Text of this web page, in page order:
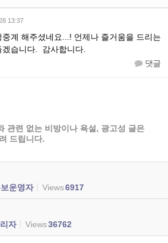
13:37
계 해주셨네요...! 언제나 즐거움을 드리는
습니다. 감사합니다.
댓글
관련 없는 비방이나 욕설, 광고성 글은
드립니다.
운영자 Views6917
자 Views36762